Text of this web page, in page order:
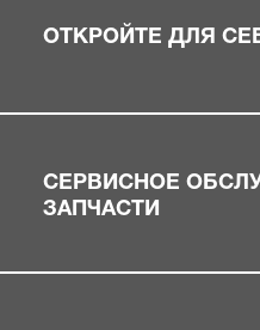
ОТКРОЙТЕ ДЛЯ
СЕРВИСНОЕ
ЗАПЧАСТИ